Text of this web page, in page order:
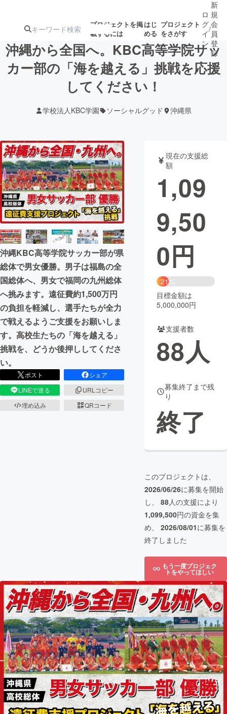
プロジェクトを掲
載するには
はじ
める
プロジェクト
をさがす
注目のリ
注目の新着プロ
ジェクト
募集終了が近いプ
テクノロジー・ガジェット
映像・映画 書籍・雑誌
ビジネス・起業 チャレンジ
まちづくり・地域活性化
CAMPFIRE for Social Good
CAMPFIRE Creation
CAMPFIREふるさと納税
コミュニティ
ロ
グ
イ
ン
/
新
規
会
員
登
録
沖縄から全国へ。KBC高等学院サッ
カー部の「海を越える」挑戦を応援
してください！
学校法人KBC学園 ソーシャルグッド 沖縄県
沖縄KBC高等学院サッカー部が県
総体で男女優勝。男子は福島の全
国総体へ、男女で福岡の九州総体
へ挑みます。遠征費約1,500万円
の負担を軽減し、選手たちが全力
で戦えるようご支援をお願いしま
す。高校生たちの「海を越える」
挑戦を、どうか後押ししてくださ
い。
ポスト
シェア
LINEで送る
URLコピー
埋め込み
QRコード
現在の支援総
額
1,09
9,50
0円
21%
目標金額は
5,000,000円
支援者数
88人
募集終了まで残
り
終了
このプロジェクトは、
2026/06/26に募集を開始
し、 88人の支援により
1,099,500円の資金を集
め、 2026/08/01に募集を
終了しました
もう一度プロジェク
トをやってほしい